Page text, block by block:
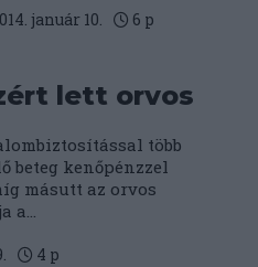
január 10. 6 p
lett orvos
több
beteg kenőpénzzel
másutt az orvos
a...
4 p